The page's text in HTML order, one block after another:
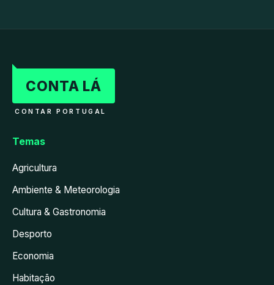
CONTA LÁ
CONTAR PORTUGAL
Temas
Agricultura
Ambiente & Meteorologia
Cultura & Gastronomia
Desporto
Economia
Habitação